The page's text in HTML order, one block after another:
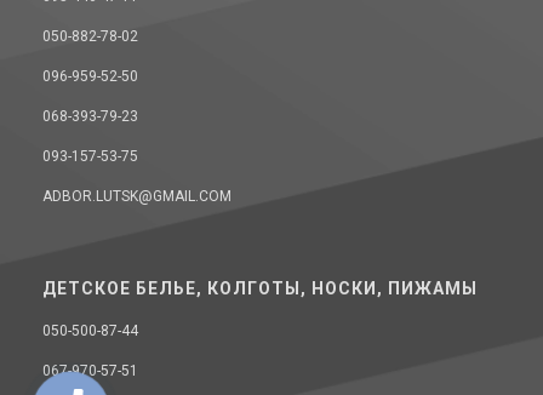
050-882-78-02
096-959-52-50
068-393-79-23
093-157-53-75
ADBOR.LUTSK@GMAIL.COM
ДЕТСКОЕ БЕЛЬЕ, КОЛГОТЫ, НОСКИ, ПИЖАМЫ
050-500-87-44
067-970-57-51